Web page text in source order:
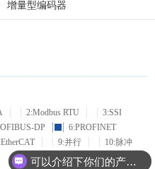
增量型编码器
2:Modbus RTU
3:SSI
DP
6:PROFINET
9:并行
10:脉冲
可以介绍下你们的产品么？